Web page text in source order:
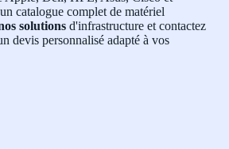
catalogue complet de matériel
solutions d'infrastructure et contactez
devis personnalisé adapté à vos